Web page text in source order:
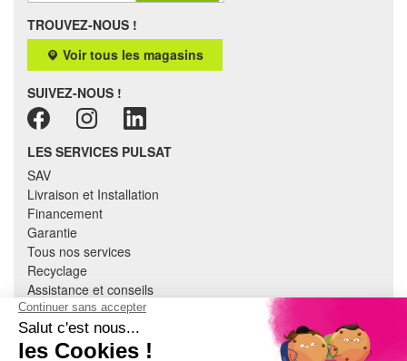
TROUVEZ-NOUS !
Voir tous les magasins
SUIVEZ-NOUS !
LES SERVICES PULSAT
SAV
Livraison et Installation
Financement
Garantie
Tous nos services
Recyclage
Assistance et conseils
Cuisine équipée
Literie
Nous contacter